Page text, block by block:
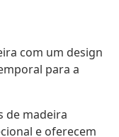
com um design
para a
de madeira
e oferecem